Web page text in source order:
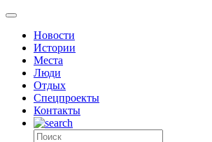
Новости
Истории
Места
Люди
Отдых
Спецпроекты
Контакты